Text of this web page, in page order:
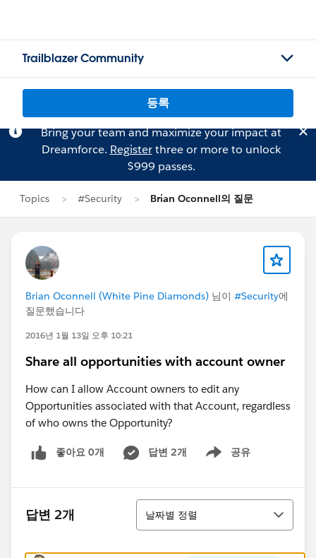
Trailblazer Community
등록
Bring your team and maximize your impact at
Dreamforce. Registerthree or more to unlock
$999 passes.
Topics #Security Brian Oconnell의 질문
Brian Oconnell (White Pine Diamonds) 님이 #Security에
질문했습니다
2016년 1월 13일 오후 10:21
Share all opportunities with account owner
How can I allow Account owners to edit any
Opportunities associated with that Account, regardless
of who owns the Opportunity?
좋아요 0개 답변 2개 공유
Show menu
답변 2개
정렬
날짜별 정렬